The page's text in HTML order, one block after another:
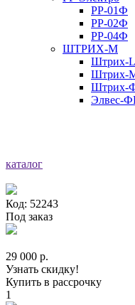
РР-01Ф
РР-02Ф
РР-04Ф
ШТРИХ-М
Штрих-
Штрих-
Штрих-
Элвес-
каталог
Код: 52243
Под заказ
29 000 р.
Узнать скидку!
Купить в рассрочку
1